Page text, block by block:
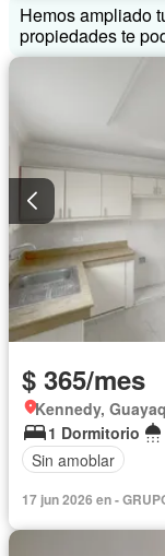
Hemos ampliado
propiedades te
$ 365/mes
Kennedy,
1 Dormitorio
Sin amoblar
17 jun 2026 en -